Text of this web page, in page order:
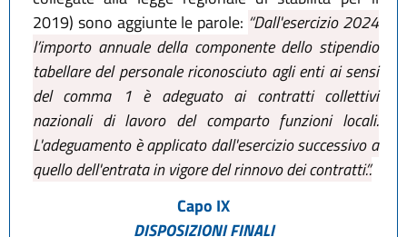
2019) sono aggiunte le parole: “Dall'esercizio 2024
l’importo annuale della componente dello stipendio
tabellare del personale riconosciuto agli enti ai sensi
del comma 1 è adeguato ai contratti collettivi
nazionali di lavoro del comparto funzioni locali.
L'adeguamento è applicato dall'esercizio successivo a
quello dell'entrata in vigore del rinnovo dei contratti.”.
Capo IX
DISPOSIZIONI FINALI